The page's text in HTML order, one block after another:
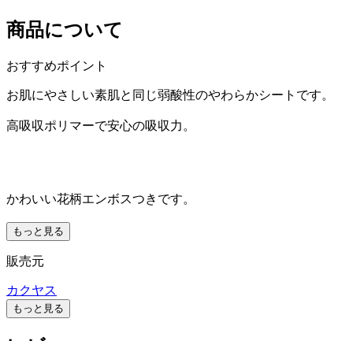
商品について
おすすめポイント
お肌にやさしい素肌と同じ弱酸性のやわらかシートです。
高吸収ポリマーで安心の吸収力。
かわいい花柄エンボスつきです。
もっと見る
販売元
カクヤス
もっと見る